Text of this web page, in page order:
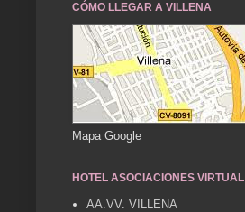
CÓMO LLEGAR A VILLENA
Mapa Google
HOTEL ASOCIACIONES VIRTUAL
AA.VV. VILLENA